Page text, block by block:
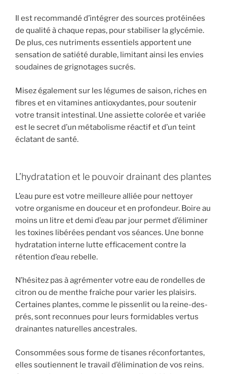
Il est recommandé d’intégrer des sources protéinées
de qualité à chaque repas, pour stabiliser la glycémie.
De plus, ces nutriments essentiels apportent une
sensation de satiété durable, limitant ainsi les envies
soudaines de grignotages sucrés.
Misez également sur les légumes de saison, riches en
fibres et en vitamines antioxydantes, pour soutenir
votre transit intestinal. Une assiette colorée et variée
est le secret d’un métabolisme réactif et d’un teint
éclatant de santé.
L’hydratation et le pouvoir drainant des plantes
L’eau pure est votre meilleure alliée pour nettoyer
votre organisme en douceur et en profondeur. Boire au
moins un litre et demi d’eau par jour permet d’éliminer
les toxines libérées pendant vos séances. Une bonne
hydratation interne lutte efficacement contre la
rétention d’eau rebelle.
N’hésitez pas à agrémenter votre eau de rondelles de
citron ou de menthe fraîche pour varier les plaisirs.
Certaines plantes, comme le pissenlit ou la reine-des-
prés, sont reconnues pour leurs formidables vertus
drainantes naturelles ancestrales.
Consommées sous forme de tisanes réconfortantes,
elles soutiennent le travail d’élimination de vos reins.